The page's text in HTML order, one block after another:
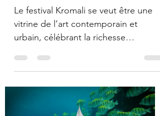
Festival Kromali 2025
Le festival Kromali se veut être une
urbain, célébrant la richesse
artistique de La Réunion et de
l’océan I